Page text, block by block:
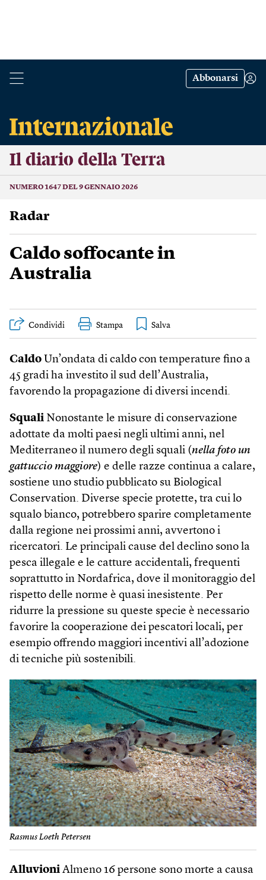
Abbonarsi
Il diario della Terra
NUMERO 1647 DEL 9 GENNAIO 2026
Radar
Caldo soffocante in
Australia
Condividi Stampa
Caldo Un’ondata di caldo con temperature fino a
45 gradi ha investito il sud dell’Australia,
favorendo la propagazione di diversi incendi.
Squali Nonostante le misure di conservazione
adottate da molti paesi negli ultimi anni, nel
Mediterraneo il numero degli squali (nella foto un
gattuccio maggiore) e delle razze continua a calare,
sostiene uno studio pubblicato su Biological
Conservation. Diverse specie protette, tra cui lo
squalo bianco, potrebbero sparire completamente
dalla regione nei prossimi anni, avvertono i
ricercatori. Le principali cause del declino sono la
pesca illegale e le catture accidentali, frequenti
soprattutto in Nordafrica, dove il monitoraggio del
rispetto delle norme è quasi inesistente. Per
ridurre la pressione su queste specie è necessario
favorire la cooperazione dei pescatori locali, per
esempio offrendo maggiori incentivi all’adozione
di tecniche più sostenibili.
Rasmus Loeth Petersen
Alluvioni Almeno 16 persone sono morte a causa